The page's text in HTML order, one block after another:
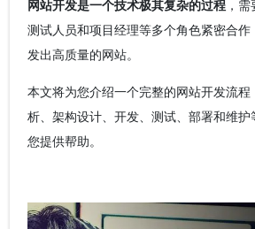
网站开发是一个技术极其复杂的过程 ，
测试人员和项目经理等多个角色紧密合
发出高质量的网站。
本文将为您介绍一个完整的网站开发流
析、架构设计、开发、测试、部署和维
您提供帮助。